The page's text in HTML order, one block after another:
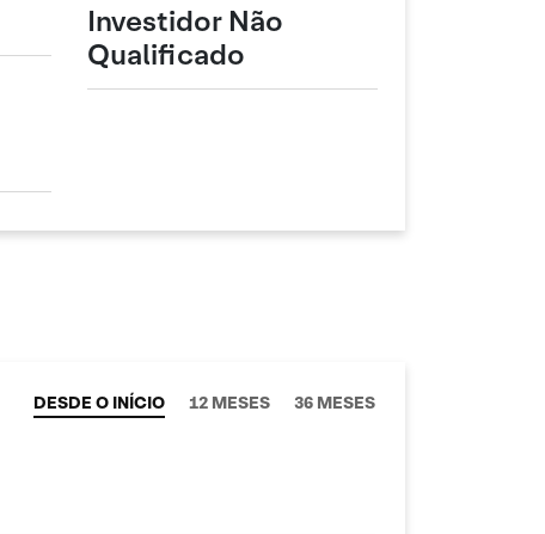
Investidor Não
Qualificado
DESDE O INÍCIO 12 MESES 36 MESES